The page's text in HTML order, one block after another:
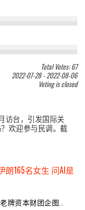
Total Votes: 67
2022-07-28-2022-08-06
Voting is closed
访台，引发国际关
欢迎参与民调。截
朗165名女生 问AI是
牌资本财团企图…